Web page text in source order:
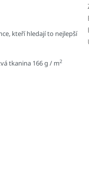
kteří hledají to nejlepší
tkanina 166 g / m2